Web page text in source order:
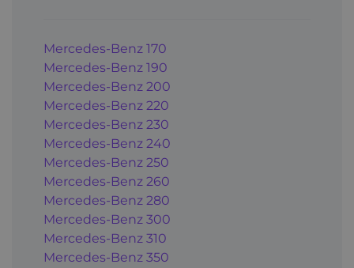
Mercedes-Benz 170
Mercedes-Benz 190
Mercedes-Benz 200
Mercedes-Benz 220
Mercedes-Benz 230
Mercedes-Benz 240
Mercedes-Benz 250
Mercedes-Benz 260
Mercedes-Benz 280
Mercedes-Benz 300
Mercedes-Benz 310
Mercedes-Benz 350